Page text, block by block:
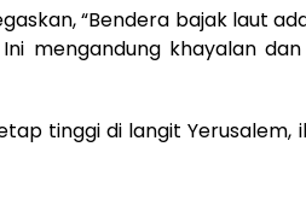
“Bendera bajak laut
mengandung khayalan
tinggi di langit Yerusalem,